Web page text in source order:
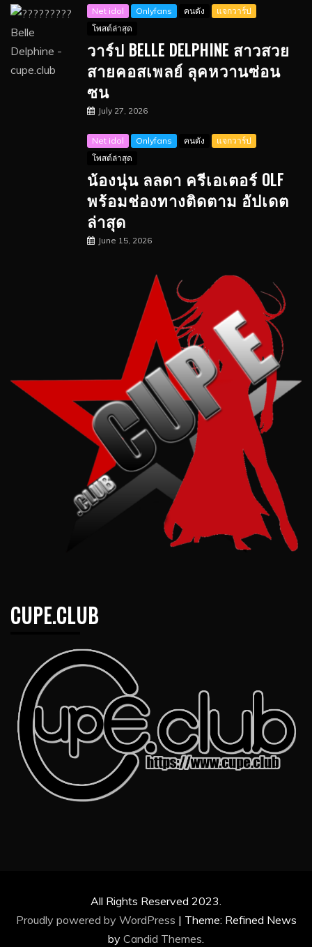
Net idol Onlyfans คนดัง
แจกวาร์ป
โพสต์ล่าสุด
วาร์ป BELLE DELPHINE สาวสวย
สายคอสเพลย์ ลุคหวานซ่อน
ซน
July 27, 2026
Net idol Onlyfans คนดัง
แจกวาร์ป
โพสต์ล่าสุด
น้องนุ่น ลลดา ครีเอเตอร์ OLF
พร้อมช่องทางติดตาม อัปเดต
ล่าสุด
June 15, 2026
CUPE.CLUB
All Rights Reserved 2023.
Proudly powered by WordPress | Theme: Refined News
by Candid Themes